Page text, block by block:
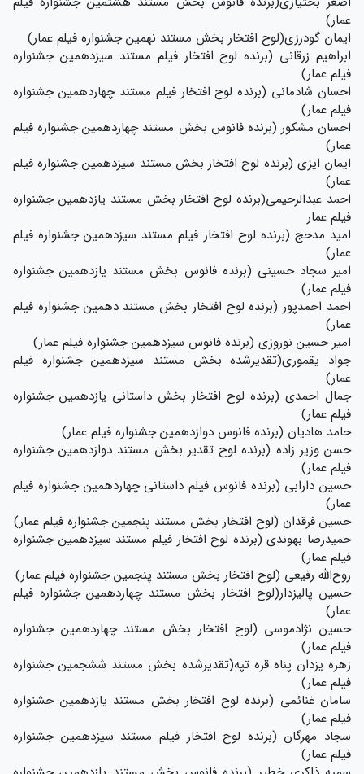
عمار)
ایمان گودرزی(لوح افتخار بخش مستند نهمین جشنواره فیلم عمار)
ابراهیم زرقانی (برنده لوح افتخار فیلم مستند سیزدهمین جشنواره
فیلم عمار)
احسان شادمانی (برنده لوح افتخار فیلم مستند چهاردهمین جشنواره
فیلم عمار)
احسان‌ مشکور (برنده فانوس بخش مستند چهاردهمین جشنواره فیلم
عمار)
ایمان ایزی (برنده لوح افتخار بخش مستند سیزدهمین جشنواره فیلم
عمار)
احمد عبدالرحیمی(برنده لوح افتخار بخش مستند یازدهمین جشنواره
فیلم عمار
امید مدحج (برنده لوح افتخار فیلم مستند سیزدهمین جشنواره فیلم
عمار)
امیر سجاد حسینی (برنده فانوس بخش مستند یازدهمین جشنواره
فیلم عمار)
احمد احمدپور (برنده لوح افتخار بخش مستند دهمین جشنواره فیلم
عمار)
امیر حسین نوروزی (برنده فانوس سیزدهمین جشنواره فیلم عمار)
جواد یقموری(تقدیرشده بخش مستند سیزدهمین جشنواره فیلم
عمار)
جمال احمدی (برنده لوح افتخار بخش داستانی یازدهمین جشنواره
فیلم عمار)
حامد هادیان (برنده فانوس دوازدهمین جشنواره فیلم عمار)
حسن وزیر زاده (برنده لوح تقدیر بخش مستند دوازدهمین جشنواره
فیلم عمار)
حسین دارابی (برنده فانوس فیلم داستانی چهاردهمین جشنواره فیلم
عمار)
حسین فرقدان (لوح افتخار بخش مستند پنجمین جشنواره فیلم عمار)
حمیدرضا بهوندی (برنده لوح افتخار فیلم مستند سیزدهمین جشنواره
فیلم عمار)
روح‌الله رفیعی (لوح افتخار بخش مستند پنجمین جشنواره فیلم عمار)
حسین پالیزدار(لوح افتخار بخش مستند چهاردهمین جشنواره فیلم
عمار)
حسین نژادموسی (لوح افتخار بخش مستند چهاردهمین جشنواره
فیلم عمار)
زهره یزدان پناه قره تپه(تقدیرشده بخش مستند ششجمین جشنواره
فیلم عمار)
سامان غنائمی (برنده لوح افتخار بخش مستند یازدهمین جشنواره
فیلم عمار)
سجاد مهرگان (برنده لوح افتخار فیلم مستند سیزدهمین جشنواره
فیلم عمار)